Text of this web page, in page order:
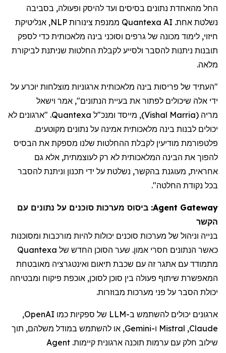
החל מהאחדת נתונים בסיסים ועד להיסק ופעולה, בסביבה
נשלטת אחת. Quantexa AI ממנפת צינורות NLP, אנליטיקת
חיזוי, לימוד מכונה של גרפים וסוכני בינה מלאכותית כדי לספק
תובנות ניתנות להסבר ולסייע לקבלת החלטות שניתנת לביקורת
מלאה.
"העתיד של פריסות בינה מלאכותית ארגוניות מוצלחות יוכרע על
ידי אלה שיכולים לפתור את בעיית הנתונים", אמר וישאל
מריה (
Vishal Marria
)
, מייסד ומנכ"ל Quantexa. "ארגונים לא
יכולים לבנות בינה מלאכותית אמינה על נתונים מקוטעים.
פלטפורמת מודיעין לקבלת ההחלטות שלנו מספקת את הבסיס
להפוך את הבינה המלאכותית לא רק לעוצמתית, אלא גם
אחראית, מעוגנת בהקשר, נשלטת על ידי תכנון וניתנת להסבר
בכל נקודת החלטה".
Agent Gateway: ביסוס מערכות סוכנים על נתונים עם
הקשר
בנייה וניהול של מערכות סוכנים יכולות להיות מורכבות ומסוכנות
כאשר הנתונים חסרי אמון. שער הסוכן החדש של Quantexa
מתמודד עם אתגר זה עם שכבת תיאום ואינטגרציה מאובטחת
המאפשרת שיתוף פעולה בין סוכן לסוכן, אוכפת פיקוח ומבטיחה
יכולת הסבר על פני מערכות מבוזרות.
ארגונים יכולים להשתמש ב-LLM של ספקיות כמו OpenAI
,
Claude
,
Mistral ו-Gemini, או להשתמש במודל משלהם, תוך
שילוב חלק עם ערמות תוכנה ארגונית קיימות.
Agent